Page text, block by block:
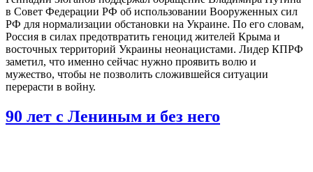
в Совет Федерации РФ об использовании Вооруженных сил
РФ для нормализации обстановки на Украине. По его словам,
Россия в силах предотвратить геноцид жителей Крыма и
восточных территорий Украины неонацистами. Лидер КПРФ
заметил, что именно сейчас нужно проявить волю и
мужество, чтобы не позволить сложившейся ситуации
перерасти в войну.
90 лет с Лениным и без него